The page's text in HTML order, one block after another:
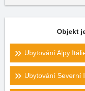
Objekt
Ubytování Alpy
Ubytování Severní